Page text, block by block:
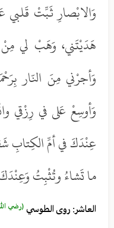
وَالابْصارِ ثَبِّتْ قَلبي
هَدَيْتَني، وَهَبْ لي
وَأجرْني مِنَ النّار
وَأوسِعْ عَلى في رِزْقي
عِنْدَكَ في أمِّ الكِتابِ
ما تَشاءُ وتُثْبِتُ
العاشر: روى الطوسي (رضي